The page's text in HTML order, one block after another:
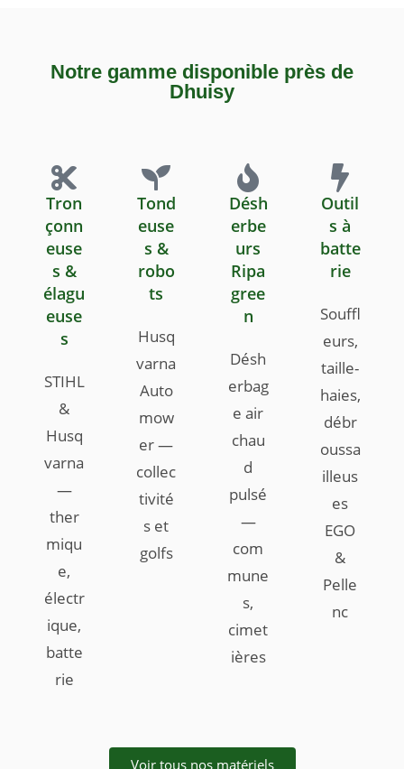
Notre gamme disponible près de
Dhuisy
Tron
çonn
euse
s &
élagu
euse
s
STIHL
&
Husq
varna
—
ther
miqu
e,
électr
ique,
batte
rie
Tond
euse
s &
robo
ts
Husq
varna
Auto
mow
er —
collec
tivité
s et
golfs
Désh
erbe
urs
Ripa
gree
n
Désh
erbag
e air
chau
d
pulsé
—
com
mune
s,
cimet
ières
Outil
s à
batte
rie
Souffl
eurs,
taille-
haies,
débr
oussa
illeus
es
EGO
&
Pelle
nc
Voir tous nos matériels